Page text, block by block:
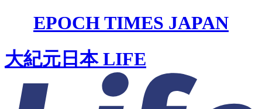
EPOCH TIMES JAPAN
大紀元日本 LIFE